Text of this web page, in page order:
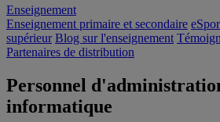
Enseignement
Enseignement primaire et secondaire
supérieur Blog sur l'enseignement
Partenaires de distribution
Personnel
informatique